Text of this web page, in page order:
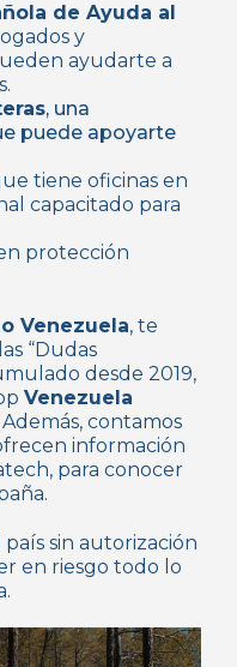
de Ayuda al
y
ayudarte a
, una
puede apoyarte
tiene oficinas en
capacitado para
protección
Venezuela, te
“Dudas
desde 2019,
Venezuela
contamos
información
para conocer
sin autorización
en riesgo todo lo